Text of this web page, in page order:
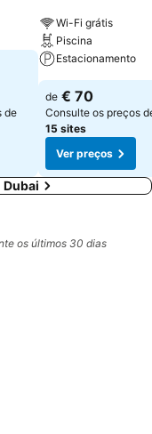
de
Wi-Fi grátis
Piscina
Estacionamento
de € 70
Consulte os preços
15 sites
Ver preços
Dubai
os últimos 30 dias